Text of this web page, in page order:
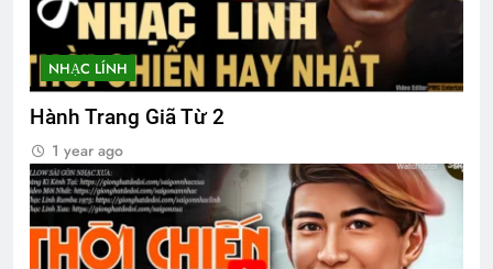
Lính xa nhà
2 Years Ago
Hoài Niệm Một Thời
3 Years Ago
CSVSQ Đặng Dân An K25
2 Years Ago
NHẠC LÍNH
Hành Trang Giã Từ 2
1 year ago